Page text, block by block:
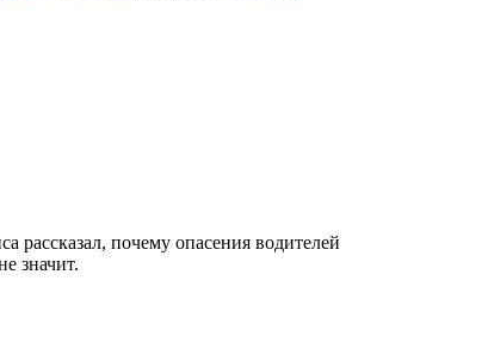
рассказал, почему опасения водителей
значит.